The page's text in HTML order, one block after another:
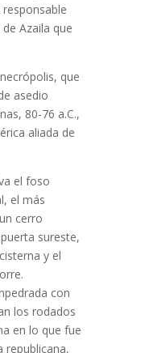
Azaila que
que
asedio
80-76 a.C.,
aliada de
el foso
el más
cerro
sureste,
y el
con
los rodados
en lo que fue
republicana,